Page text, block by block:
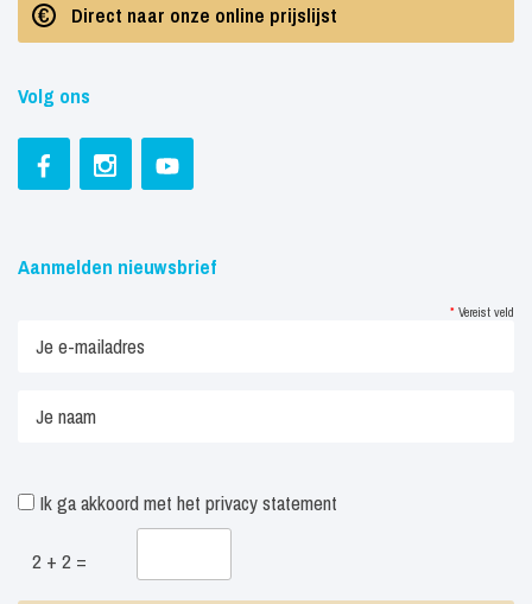
Direct naar onze online prijslijst
Volg ons
Aanmelden nieuwsbrief
* Vereist veld
Ik ga akkoord met het privacy statement
2 + 2 =